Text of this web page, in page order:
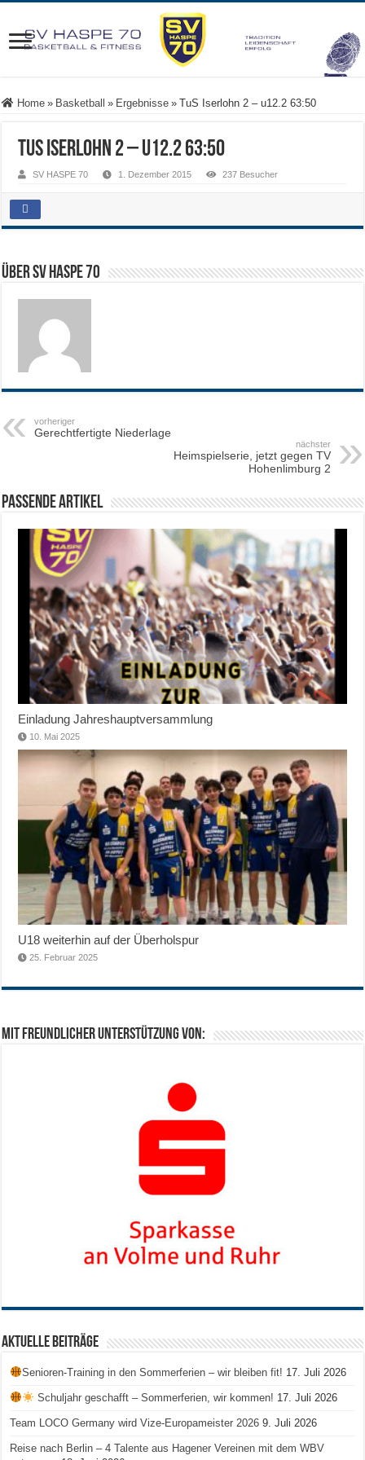
Home » Basketball » Ergebnisse » TuS Iserlohn 2 – u12.2 63:50
TuS Iserlohn 2 – u12.2 63:50
SV HASPE 70 1. Dezember 2015 237 Besucher
Über SV HASPE 70
vorheriger
Gerechtfertigte Niederlage
nächster
Heimspielserie, jetzt gegen TV
Hohenlimburg 2
Passende Artikel
Einladung Jahreshauptversammlung
10. Mai 2025
U18 weiterhin auf der Überholspur
25. Februar 2025
Mit freundlicher Unterstützung von:
Aktuelle Beiträge
Senioren-Training in den Sommerferien – wir bleiben fit! 17. Juli 2026
Schuljahr geschafft – Sommerferien, wir kommen! 17. Juli 2026
Team LOCO Germany wird Vize-Europameister 2026 9. Juli 2026
Reise nach Berlin – 4 Talente aus Hagener Vereinen mit dem WBV